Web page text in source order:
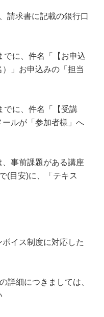
請求書に記載の銀行口
でに、件名「【お申込
」お申込みの「担当
でに、件名「【受講
ルが「参加者様」へ
事前課題がある講座
(目安)に、「テキス
イス制度に対応した
詳細につきましては、